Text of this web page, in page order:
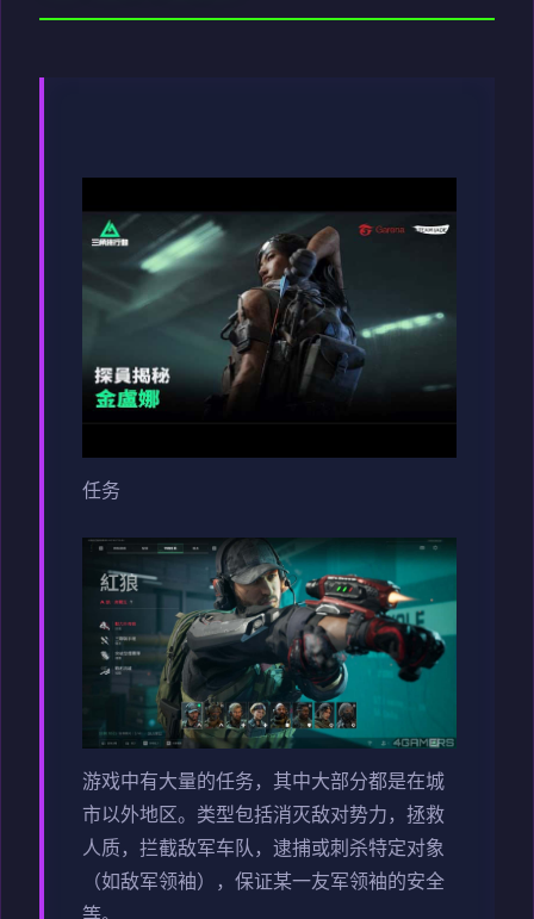
任务
游戏中有大量的任务，其中大部分都是在城
市以外地区。类型包括消灭敌对势力，拯救
人质，拦截敌军车队，逮捕或刺杀特定对象
（如敌军领袖），保证某一友军领袖的安全